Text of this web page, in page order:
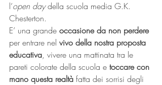
l’open day della scuola media G.K.
Chesterton.
E’ una grande occasione da non perdere
per entrare nel vivo della nostra proposta
educativa, vivere una mattinata tra le
pareti colorate della scuola e toccare con
mano questa realtà fatta dei sorrisi degli